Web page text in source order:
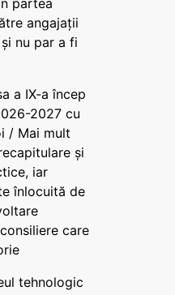
partea
angajații
nu par a fi
a IX-a încep
2027 cu
/ Mai mult
și
iar
înlocuită de
care
tehnologic